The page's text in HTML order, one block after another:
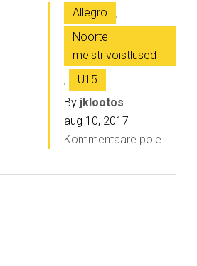
Allegro
,
Noorte
meistrivõistlused
,
U15
By jklootos
aug 10, 2017
Kommentaare pole